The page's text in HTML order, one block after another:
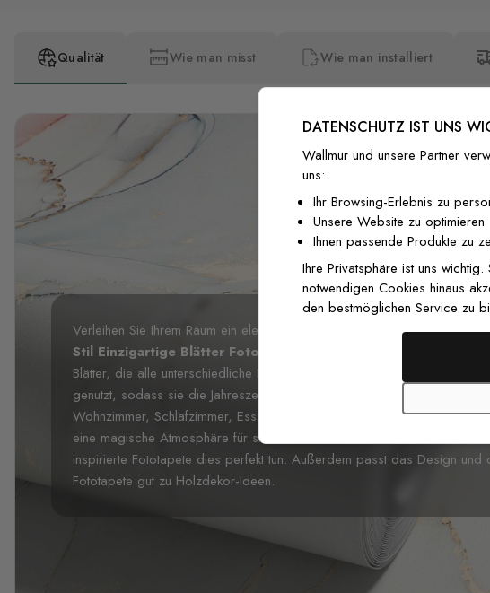
Qualität Wie man misst Wie man installiert
Verleihen Sie Ihrem Raum ein elegantes Aussehen mit unserer
Stil Einzigartige Blätter Fototapete
. Diese charmante Fototapete
Blätter, die alle unterschiedliche Formen haben. Die Farben der
genutzt, sodass sie die Jahreszeit in Ihr Zuhause bringen. Die
Wohnzimmer, Schlafzimmer, Esszimmer, Küche und Unterhaltungsraum
eine magische Atmosphäre für sich und Ihre Gäste schaffen möchten,
inspirierte Fototapete dies perfekt tun. Außerdem passt das Design und
Fototapete gut zu Holzdekor-Ideen.
DATENSCHUTZ IST UNS
Wallmur und unsere Partner
uns:
Ihr Browsing-Erlebnis zu
Unsere Website zu optimieren
Ihnen passende Produkte zu
Ihre Privatsphäre ist uns
notwendigen Cookies hinaus
den bestmöglichen Service zu